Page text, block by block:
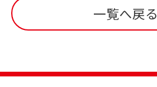
一覧へ戻る